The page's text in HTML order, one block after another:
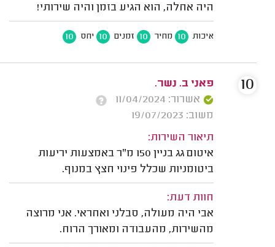
היה אחלה, הוא הגיע בזמן והיה שירותי!
איכות 10 מחיר 10 זמנים 10 יחס 10
פאני ב. נשר.
אשרור: 11/04/2024
משוב: 19/07/2023
תיאור השירות:
איטום גג בניין 150 מ"ר באמצעות יריעות
ביטומניות שכלל פינוי חצץ במנוף.
חוות דעת:
אבי היה מעולה, סבלני ואחראי. אני מרוצה
מהשירות, מהעבודה ומאורך הרוח.
10